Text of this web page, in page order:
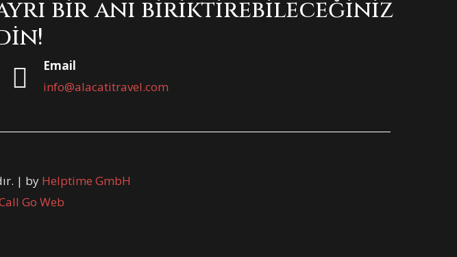
bir anı biriktirebileceğiniz
Email
info@alacatitravel.com
| by Helptime GmbH
Go Web